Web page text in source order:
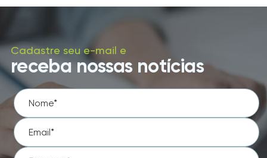
Cadastre seu e-mail e
receba nossas notícias